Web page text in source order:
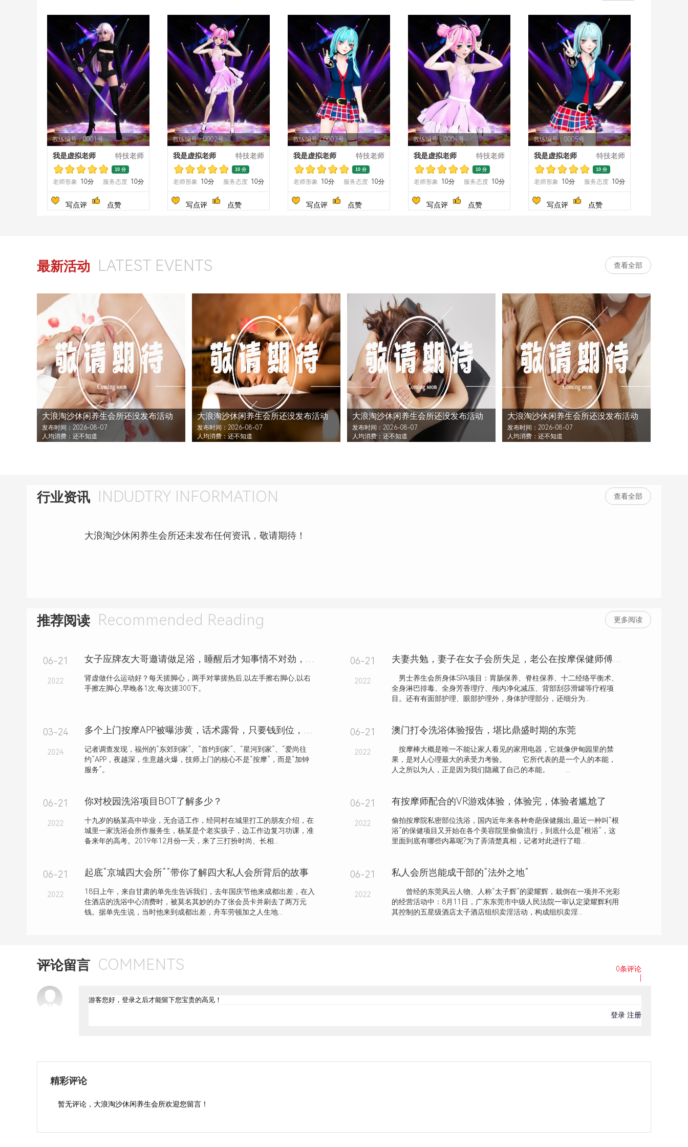
教练编号：0001号
我是虚拟老师 特技老师
10 分
老师形象 10分 服务态度 10分
写点评 点赞
教练编号：0002号
我是虚拟老师 特技老师
10 分
老师形象 10分 服务态度 10分
写点评 点赞
教练编号：0003号
我是虚拟老师 特技老师
10 分
老师形象 10分 服务态度 10分
写点评 点赞
教练编号：0004号
我是虚拟老师 特技老师
10 分
老师形象 10分 服务态度 10分
写点评 点赞
教练编号：0005号
我是虚拟老师 特技老师
10 分
老师形象 10分 服务态度 10分
写点评 点赞
最新活动 LATEST EVENTS 查看全部
大浪淘沙休闲养生会所还没发布活动
发布时间：2026-08-07
人均消费：还不知道
大浪淘沙休闲养生会所还没发布活动
发布时间：2026-08-07
人均消费：还不知道
大浪淘沙休闲养生会所还没发布活动
发布时间：2026-08-07
人均消费：还不知道
大浪淘沙休闲养生会所还没发布活动
发布时间：2026-08-07
人均消费：还不知道
行业资讯 INDUDTRY INFORMATION 查看全部
大浪淘沙休闲养生会所还未发布任何资讯，敬请期待！
推荐阅读 Recommended Reading 更多阅读
06-21
2022
肾虚做什么运动好？每天搓脚心，两手对掌搓热后,以左手擦右脚心,以右
手擦左脚心,早晚各1次,每次搓300下。
06-21
2022
男士养生会所身体SPA项目：胃肠保养、脊柱保养、十二经络平衡术、
全身淋巴排毒、全身芳香理疗、颅内净化减压、背部刮莎滑罐等疗程项
目。还有有面部护理、眼部护理外，身体护理部分，还细分为...
03-24
2024
记者调查发现，福州的“东郊到家”、“首约到家”、“星河到家”、“爱尚往
约”APP，夜越深，生意越火爆，技师上门的核心不是“按摩”，而是“加钟
服务”。
06-21
2022
澳门打令洗浴体验报告，堪比鼎盛时期的东莞
按摩棒大概是唯一不能让家人看见的家用电器，它就像伊甸园里的禁
果，是对人心理最大的承受力考验。 它所代表的是一个人的本能，
人之所以为人，正是因为我们隐藏了自己的本能。 ...
06-21
2022
你对校园洗浴项目BOT了解多少？
十九岁的杨某高中毕业，无合适工作，经同村在城里打工的朋友介绍，在
城里一家洗浴会所作服务生，杨某是个老实孩子，边工作边复习功课，准
备来年的高考。2019年12月份一天，来了三打扮时尚、长相...
06-21
2022
有按摩师配合的VR游戏体验，体验完，体验者尴尬了
偷拍按摩院私密部位洗浴，国内近年来各种奇葩保健频出,最近一种叫“根
浴”的保健项目又开始在各个美容院里偷偷流行，到底什么是“根浴”，这
里面到底有哪些内幕呢?为了弄清楚真相，记者对此进行了暗...
06-21
2022
起底“京城四大会所“”带你了解四大私人会所背后的故事
18日上午，来自甘肃的单先生告诉我们，去年国庆节他来成都出差，在入
住酒店的洗浴中心消费时，被莫名其妙的办了张会员卡并刷去了两万元
钱。据单先生说，当时他来到成都出差，舟车劳顿加之人生地...
06-21
2022
私人会所岂能成干部的“法外之地”
曾经的东莞风云人物、人称“太子辉”的梁耀辉，栽倒在一项并不光彩
的经营活动中：8月11日，广东东莞市中级人民法院一审认定梁耀辉利用
其控制的五星级酒店太子酒店组织卖淫活动，构成组织卖淫...
评论留言 COMMENTS 0条评论
登录 注册
精彩评论
暂无评论，大浪淘沙休闲养生会所欢迎您留言！